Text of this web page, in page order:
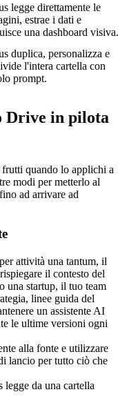
legge direttamente le
estrae i dati e
una dashboard visiva.
duplica, personalizza e
l'intera cartella con
prompt.
Drive in pilota
quando lo applichi a
modi per metterlo al
ad arrivare ad
attività una tantum, il
il contesto del
una startup, il tuo team
linee guida del
un assistente AI
le ultime versioni ogni
alla fonte e utilizzare
lancio per tutto ciò che